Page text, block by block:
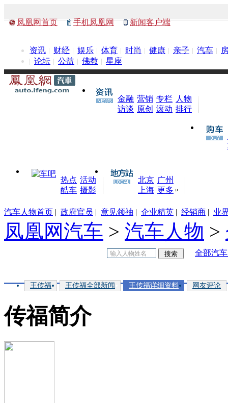
凤凰网首页 手机凤凰网 新闻客户端
资讯 财经 娱乐 体育 时尚 健康 亲子 汽车
论坛
公益 佛教 星座
金融 营销 专栏 人物
访谈 原创 滚动 排行
热点 活动
酷车 摄影
北京 广州
上海 更多
汽车人物首页 | 政府官员 | 意见领袖 | 企业精英 | 经销商 | 业
凤凰网汽车 > 汽车人物 >
全部汽
王传福 王传福全部新闻 王传福详细资料 网友评论
传福简介